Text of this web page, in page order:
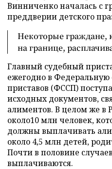
Винниченко началась с
преддверии детского
Некоторые граждане,
на границе,
Главный судебный
ежегодно в Федеральную
приставов (ФССП)
исходных документов,
алиментов. В целом же в
около10 млн человек,
должны выплачивать
около 4,5 млн детей,
Почти в половине
выплачиваются.